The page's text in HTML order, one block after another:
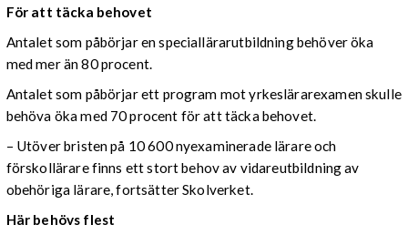
För att täcka behovet
Antalet som påbörjar en speciallärarutbildning behöver öka
med mer än 80 procent.
Antalet som påbörjar ett program mot yrkeslärarexamen skulle
behöva öka med 70 procent för att täcka behovet.
– Utöver bristen på 10 600 nyexaminerade lärare och
förskollärare finns ett stort behov av vidareutbildning av
obehöriga lärare, fortsätter Skolverket.
Här behövs flest